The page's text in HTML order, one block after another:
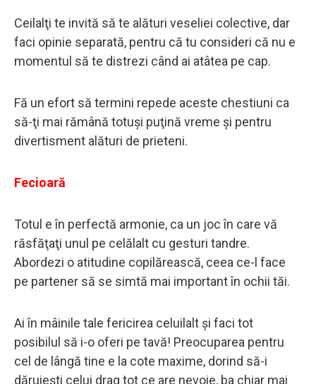
Ceilalţi te invită să te alături veseliei colective, dar
faci opinie separată, pentru că tu consideri că nu e
momentul să te distrezi când ai atâtea pe cap.
Fă un efort să termini repede aceste chestiuni ca
să-ţi mai rămână totuşi puţină vreme şi pentru
divertisment alături de prieteni.
Fecioară
Totul e în perfectă armonie, ca un joc în care vă
răsfăţaţi unul pe celălalt cu gesturi tandre.
Abordezi o atitudine copilărească, ceea ce-l face
pe partener să se simtă mai important în ochii tăi.
Ai în mâinile tale fericirea celuilalt şi faci tot
posibilul să i-o oferi pe tavă! Preocuparea pentru
cel de lângă tine e la cote maxime, dorind să-i
dăruieşti celui drag tot ce are nevoie, ba chiar mai